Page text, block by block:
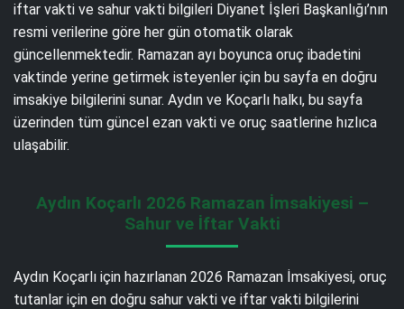
iftar vakti ve sahur vakti bilgileri Diyanet İşleri Başkanlığı’nın
resmi verilerine göre her gün otomatik olarak
güncellenmektedir. Ramazan ayı boyunca oruç ibadetini
vaktinde yerine getirmek isteyenler için bu sayfa en doğru
imsakiye bilgilerini sunar. Aydın ve Koçarlı halkı, bu sayfa
üzerinden tüm güncel ezan vakti ve oruç saatlerine hızlıca
ulaşabilir.
Aydın Koçarlı 2026 Ramazan İmsakiyesi –
Sahur ve İftar Vakti
Aydın Koçarlı için hazırlanan 2026 Ramazan İmsakiyesi, oruç
tutanlar için en doğru sahur vakti ve iftar vakti bilgilerini